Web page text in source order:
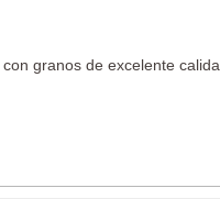
granos de excelente